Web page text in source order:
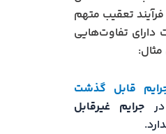
تعقیب متهم
تفاوت‌هایی
مثال:
قابل گذشت
جرایم غیرقابل